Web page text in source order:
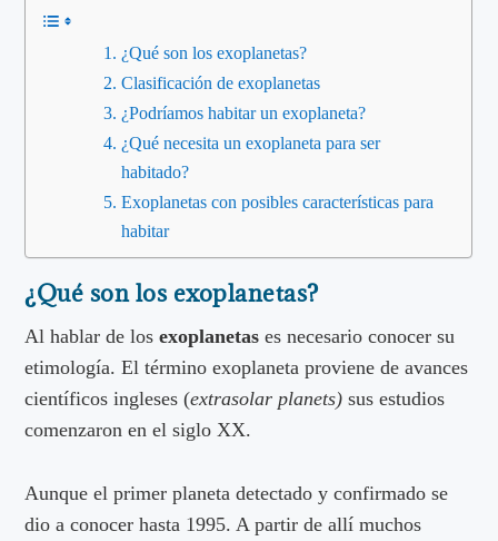
¿Qué son los exoplanetas?
Clasificación de exoplanetas
¿Podríamos habitar un exoplaneta?
¿Qué necesita un exoplaneta para ser
habitado?
Exoplanetas con posibles características para
habitar
¿Qué son los exoplanetas?
Al hablar de los exoplanetas es necesario conocer su
etimología. El término exoplaneta proviene de avances
científicos ingleses (extrasolar planets)sus estudios
comenzaron en el siglo XX.
Aunque el primer planeta detectado y confirmado se
dio a conocer hasta 1995. A partir de allí muchos